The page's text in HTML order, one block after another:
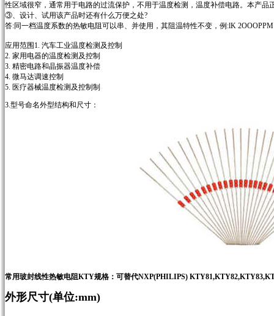
性区域很窄，通常用于电路的过流保护，不用于温度检测，温度补偿电路。本产品
③、设计、试用该产品时还有什么万便之处?
答:同一档温度系数的热敏电阻可以串、并使用，其阻温特性不变，例:lK
应用范围1. 汽车工业温度检测及控制
2. 家用电器的温度检测及控制
3. 精密电路和晶振器温度补偿
4. 微马达调速控制
5. 医疗器械温度检测及控制制
3.型号命名外型结构和尺寸：
常用玻封线性热敏电阻KTY规格：可替代NXP(PHILIPS)
外形尺寸(单位:mm)